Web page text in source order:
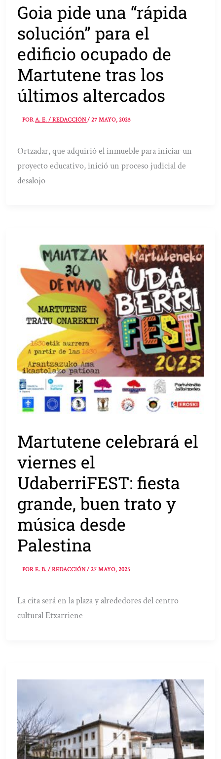
Goia pide una “rápida
solución” para el
edificio ocupado de
Martutene tras los
últimos altercados
PORA. E. / REDACCIÓN/27 MAYO, 2025
Ortzadar, que adquirió el inmueble para iniciar un
proyecto educativo, inició un proceso judicial de
desalojo
Martutene celebrará el
viernes el
UdaberriFEST: fiesta
grande, buen trato y
música desde
Palestina
PORE. B. / REDACCIÓN/27 MAYO, 2025
La cita será en la plaza y alrededores del centro
cultural Etxarriene